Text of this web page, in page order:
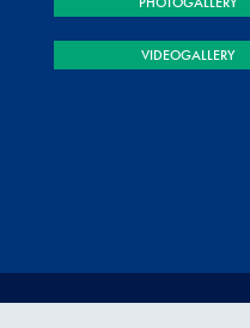
VIDEOGALLERY